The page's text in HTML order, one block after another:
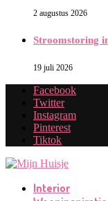
2 augustus 2026
Stroomstoring
19 juli 2026
Facebook
Twitter
Instagram
Pinterest
Tiktok
Interior